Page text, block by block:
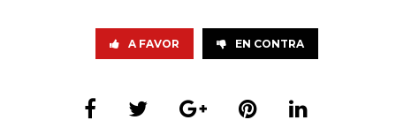
A FAVOR EN CONTRA